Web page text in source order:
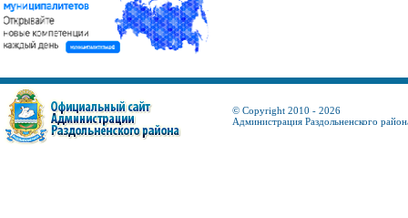
© Copyright 2010 - 2026
Администрация Раздольненского